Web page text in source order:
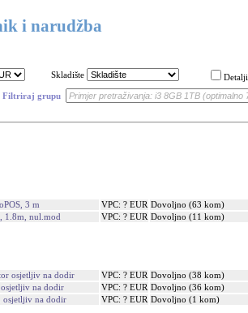
i narudžba
Skladište Detalji
Filtriraj grupu
3 m
VPC: ? EUR Dovoljno (63 kom)
1.8m, nul.mod
VPC: ? EUR Dovoljno (11 kom)
osjetljiv na dodir
VPC: ? EUR Dovoljno (38 kom)
na dodir
VPC: ? EUR Dovoljno (36 kom)
osjetljiv na dodir
VPC: ? EUR Dovoljno (1 kom)